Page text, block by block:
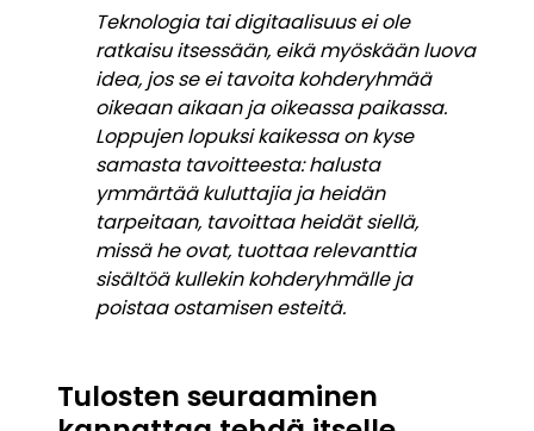
Teknologia tai digitaalisuus ei ole
ratkaisu itsessään, eikä myöskään luova
idea, jos se ei tavoita kohderyhmää
oikeaan aikaan ja oikeassa paikassa.
Loppujen lopuksi kaikessa on kyse
samasta tavoitteesta: halusta
ymmärtää kuluttajia ja heidän
tarpeitaan, tavoittaa heidät siellä,
missä he ovat, tuottaa relevanttia
sisältöä kullekin kohderyhmälle ja
poistaa ostamisen esteitä.
Tulosten seuraaminen